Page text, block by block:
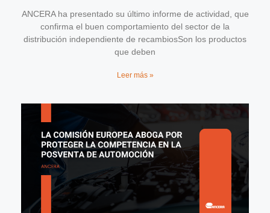
ANCERA ha presentado su último informe de actividad, que
confirma el buen comportamiento del sector de la
distribución independiente de recambiosSon los productos
que deben
Leer más »